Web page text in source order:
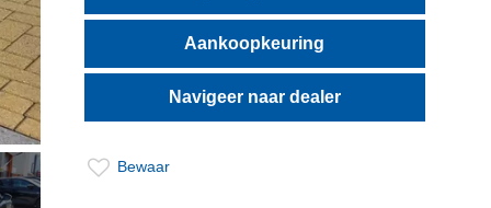
Aankoopkeuring
Navigeer naar dealer
Bewaar